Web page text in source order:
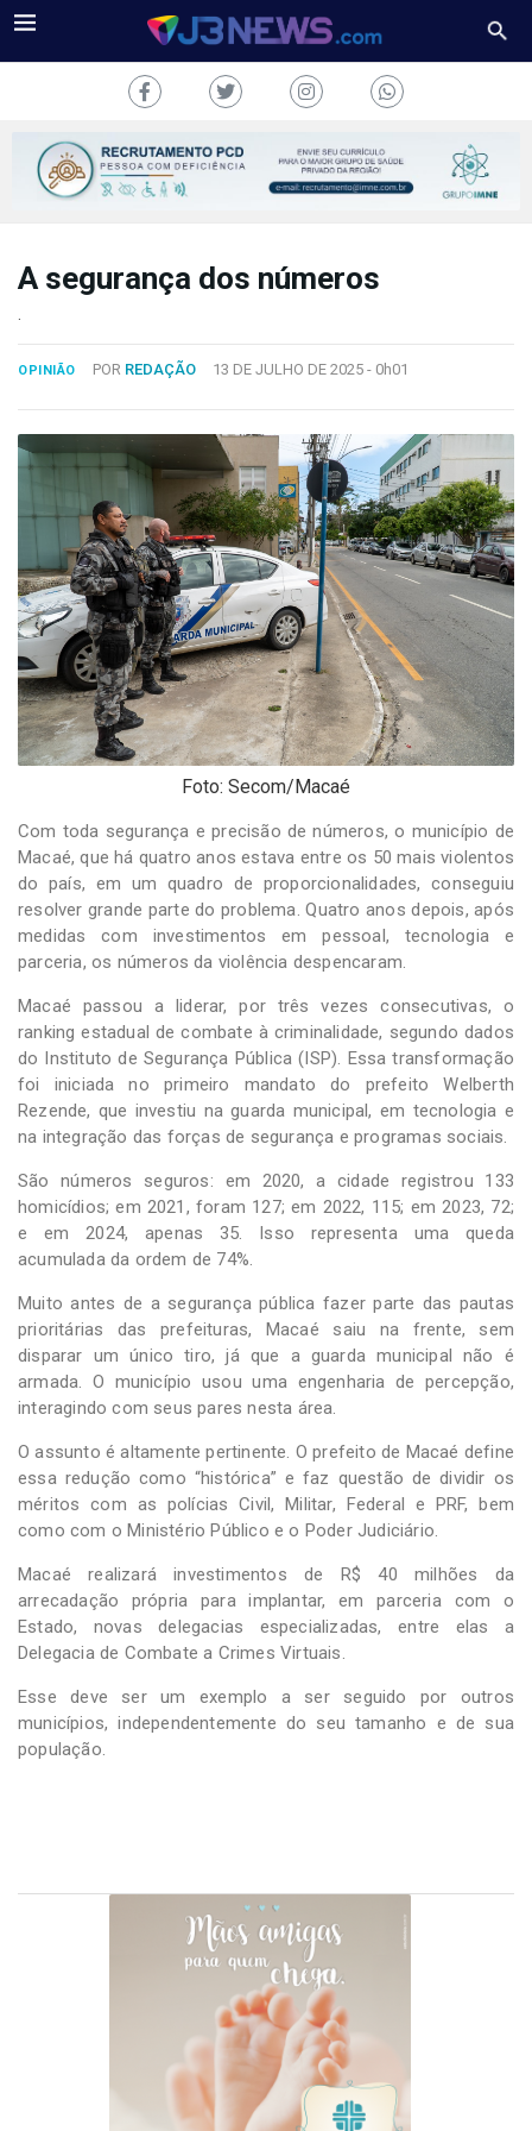
J3NEWS
FALE
CONOSCO
Copyright
2024
Desenvolvido
por
Hesea
Tecnologia
Sistemas
A segurança dos números
OPINIÃO POR REDAÇÃO 13 DE JULHO DE 2025 - 0h01
Foto: Secom/Macaé
Com toda segurança e precisão de números, o município de
Macaé, que há quatro anos estava entre os 50 mais violentos
do país, em um quadro de proporcionalidades, conseguiu
resolver grande parte do problema. Quatro anos depois, após
medidas com investimentos em pessoal, tecnologia e
parceria, os números da violência despencaram.
Macaé passou a liderar, por três vezes consecutivas, o
ranking estadual de combate à criminalidade, segundo dados
do Instituto de Segurança Pública (ISP). Essa transformação
foi iniciada no primeiro mandato do prefeito Welberth
Rezende, que investiu na guarda municipal, em tecnologia e
na integração das forças de segurança e programas sociais.
São números seguros: em 2020, a cidade registrou 133
homicídios; em 2021, foram 127; em 2022, 115; em 2023, 72;
e em 2024, apenas 35. Isso representa uma queda
acumulada da ordem de 74%.
Muito antes de a segurança pública fazer parte das pautas
prioritárias das prefeituras, Macaé saiu na frente, sem
disparar um único tiro, já que a guarda municipal não é
armada. O município usou uma engenharia de percepção,
interagindo com seus pares nesta área.
O assunto é altamente pertinente. O prefeito de Macaé define
essa redução como “histórica” e faz questão de dividir os
méritos com as polícias Civil, Militar, Federal e PRF, bem
como com o Ministério Público e o Poder Judiciário.
Macaé realizará investimentos de R$ 40 milhões da
arrecadação própria para implantar, em parceria com o
Estado, novas delegacias especializadas, entre elas a
Delegacia de Combate a Crimes Virtuais.
Esse deve ser um exemplo a ser seguido por outros
municípios, independentemente do seu tamanho e de sua
população.